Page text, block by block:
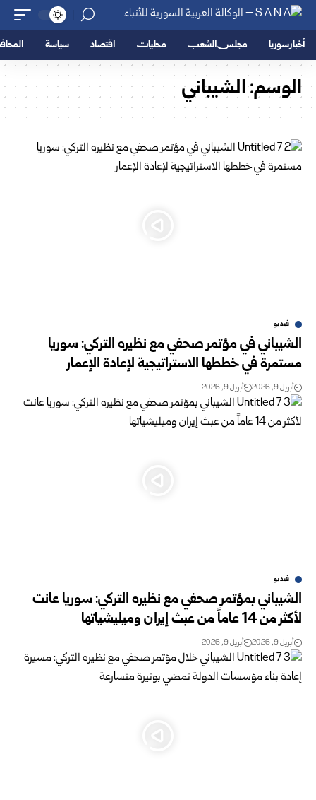
أخبار سوريا مجلس الشعب محليات اقتصاد سياسة
الوسم:الشيباني
فيديو
الشيباني في مؤتمر صحفي مع نظيره التركي: سوريا
مستمرة في خططها الاستراتيجية لإعادة الإعمار
أبريل 9, 2026 أبريل 9, 2026
فيديو
الشيباني بمؤتمر صحفي مع نظيره التركي: سوريا عانت
لأكثر من 14 عاماً من عبث إيران وميليشياتها
أبريل 9, 2026 أبريل 9, 2026